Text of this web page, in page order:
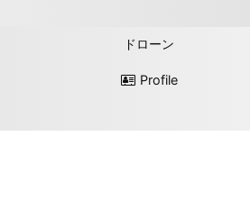
ドローン
Profile